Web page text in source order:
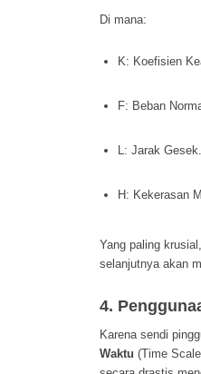
Di mana:
K: Koefisien
F: Beban
L: Jarak Gesek.
H : Kekerasan
Yang paling
selanjutnya akan
4.
Karena sendi
Waktu (Time